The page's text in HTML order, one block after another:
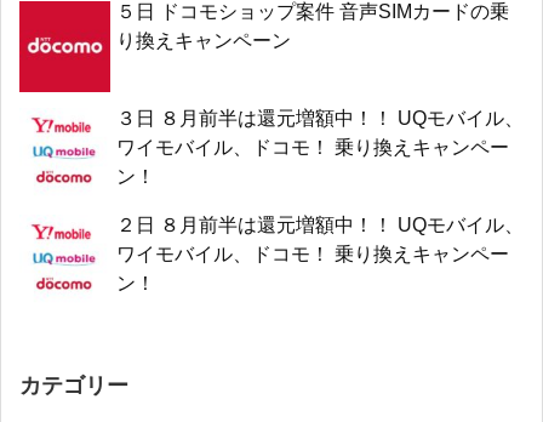
５日 ドコモショップ案件 音声SIMカードの乗
り換えキャンペーン
３日 ８月前半は還元増額中！！ UQモバイル、
ワイモバイル、ドコモ！ 乗り換えキャンペー
ン！
２日 ８月前半は還元増額中！！ UQモバイル、
ワイモバイル、ドコモ！ 乗り換えキャンペー
ン！
カテゴリー